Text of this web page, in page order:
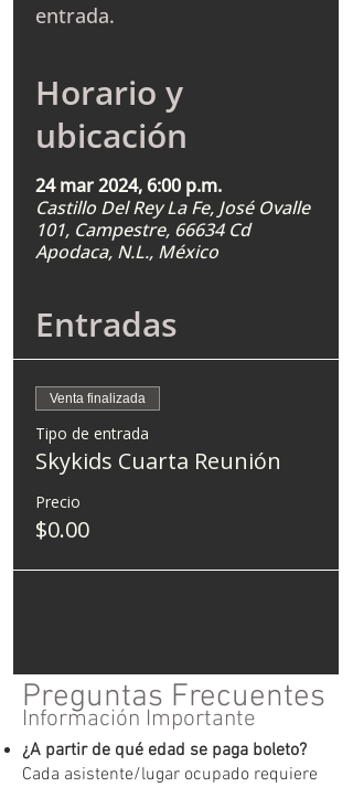
entrada.
Horario y
ubicación
24 mar 2024, 6:00 p.m.
Castillo Del Rey La Fe, José Ovalle
101, Campestre, 66634 Cd
Apodaca, N.L., México
Entradas
Venta finalizada
Tipo de entrada
Skykids Cuarta Reunión
Precio
$0.00
Preguntas Frecuentes
Información Importante
¿A partir de qué edad se paga boleto?
Cada asistente/lugar ocupado requiere